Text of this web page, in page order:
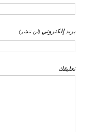
بريد إلكتروني (لن تنشر)
تعليقك